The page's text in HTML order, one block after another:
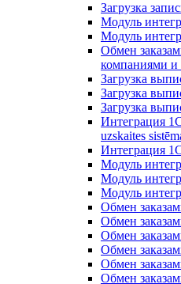
Загрузка
Модуль
Модуль
Обмен
компаниями и
Загрузка
Загрузка
Загрузка
Интеграция
uzskaites
Интеграция
Модуль
Модуль
Модуль
Обмен
Обмен
Обмен
Обмен
Обмен
Обмен